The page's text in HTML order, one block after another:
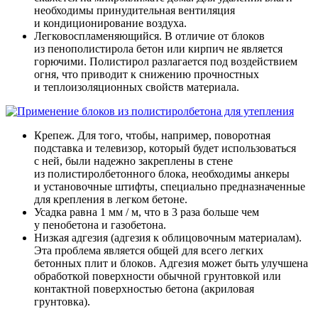
необходимы принудительная вентиляция
и кондиционирование воздуха.
Легковоспламеняющийся. В отличие от блоков
из пенополистирола бетон или кирпич не является
горючими. Полистирол разлагается под воздействием
огня, что приводит к снижению прочностных
и теплоизоляционных свойств материала.
Крепеж. Для того, чтобы, например, поворотная
подставка и телевизор, который будет использоваться
с ней, были надежно закреплены в стене
из полистиролбетонного блока, необходимы анкеры
и установочные штифты, специально предназначенные
для крепления в легком бетоне.
Усадка равна 1 мм / м, что в 3 раза больше чем
у пенобетона и газобетона.
Низкая адгезия (адгезия к облицовочным материалам).
Эта проблема является общей для всего легких
бетонных плит и блоков. Адгезия может быть улучшена
обработкой поверхности обычной грунтовкой или
контактной поверхностью бетона (акриловая
грунтовка).